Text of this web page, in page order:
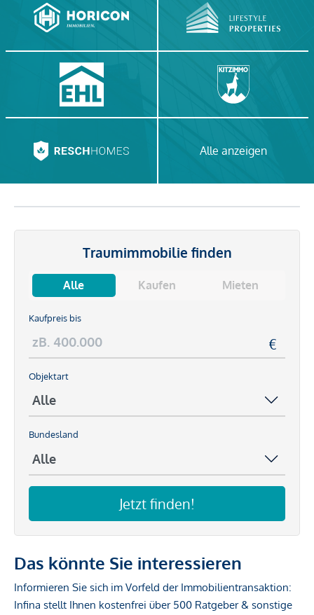
Alle anzeigen
Traumimmobilie finden
Alle Kaufen Mieten
Kaufpreis bis
Objektart
Bundesland
Jetzt finden!
Das könnte Sie interessieren
Informieren Sie sich im Vorfeld der Immobilientransaktion:
Infina stellt Ihnen kostenfrei über 500 Ratgeber & sonstige